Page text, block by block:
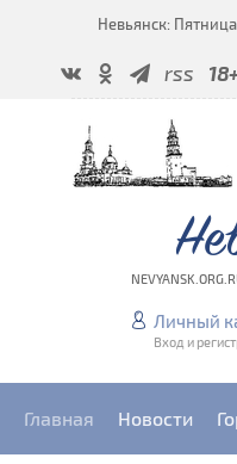
Невьянск:
rss
Личный
Вход и
Главная Новости